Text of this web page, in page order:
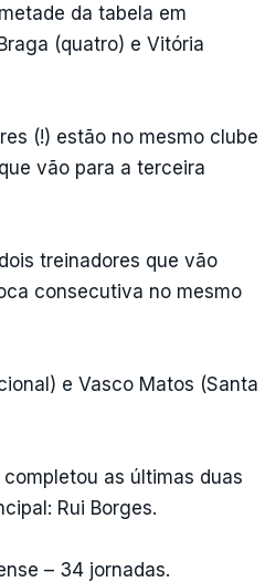
da tabela em
(quatro) e Vitória
(!) estão no mesmo clube
vão para a terceira
treinadores que vão
consecutiva no mesmo
e Vasco Matos (Santa
as últimas duas
Rui Borges.
– 34 jornadas.